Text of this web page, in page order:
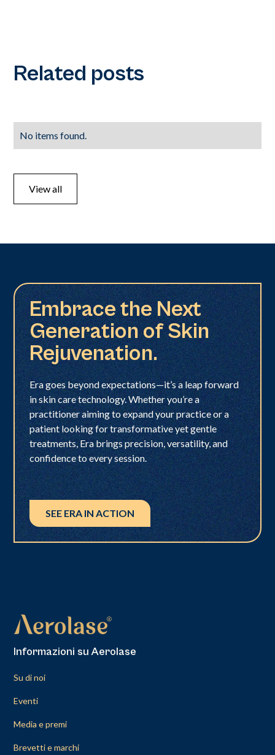
Related posts
No items found.
View all
Embrace the Next
Generation of Skin
Rejuvenation.
Era goes beyond expectations—it’s a leap forward
in skin care technology. Whether you’re a
practitioner aiming to expand your practice or a
patient looking for transformative yet gentle
treatments, Era brings precision, versatility, and
confidence to every session.
SEE ERA IN ACTION
Informazioni su Aerolase
Su di noi
Eventi
Media e premi
Brevetti e marchi